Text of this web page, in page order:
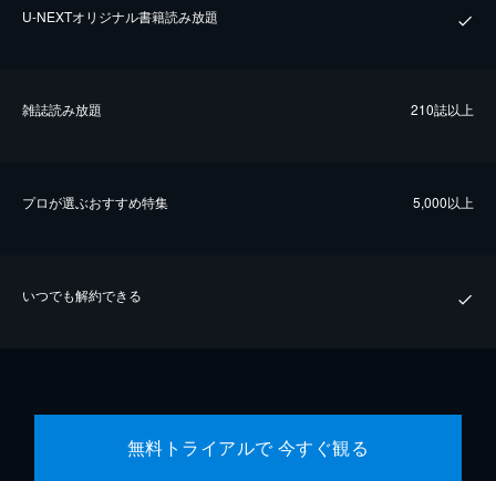
U-NEXTオリジナル書籍読み放題
雑誌読み放題 210誌以上
プロが選ぶおすすめ特集 5,000以上
いつでも解約できる
無料トライアルで 今すぐ観る